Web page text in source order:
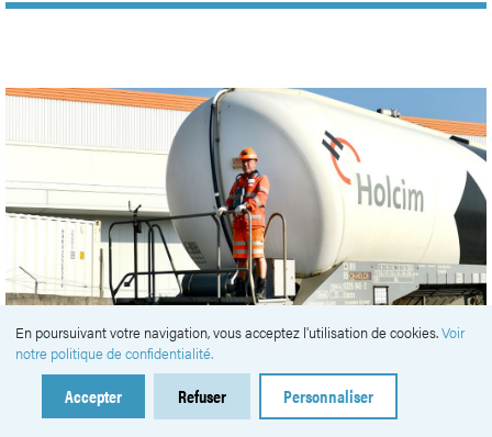
zones industrielles
En poursuivant votre navigation, vous acceptez l'utilisation de cookies.Voir
notre politique de confidentialité.
Accepter Refuser Personnaliser